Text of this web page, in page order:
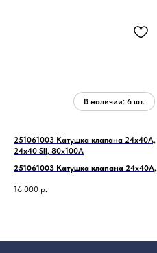
251061003 Катушка клапана 24x40A,
24x40 SII, 80x100A
251061003 Катушка клапана 24x40A,
16 000 р.